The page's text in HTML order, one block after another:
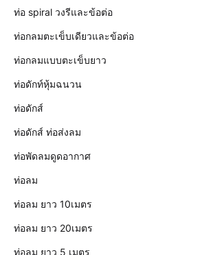
ท่อ spiral วงรีและข้อต่อ
ท่อกลมตะเข็บเดียวและข้อต่อ
ท่อกลมแบบตะเข็บยาว
ท่อดักท์หุ้มฉนวน
ท่อดักส์
ท่อดักส์ ท่อส่งลม
ท่อพัดลมดูดอากาศ
ท่อลม
ท่อลม ยาว 10เมตร
ท่อลม ยาว 20เมตร
ท่อลม ยาว 5 เมตร